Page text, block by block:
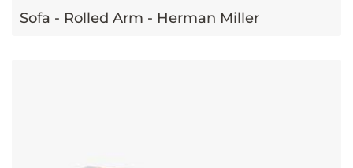
Sofa - Rolled Arm - Herman Miller